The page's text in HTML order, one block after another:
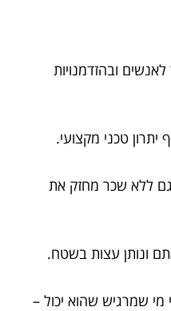
ובהזדמנויות
יתרון טכני מקצועי.
גם ללא שכר מחזק את
ונותן עצות בשטח.
מי שמרגיש שהוא יכול –